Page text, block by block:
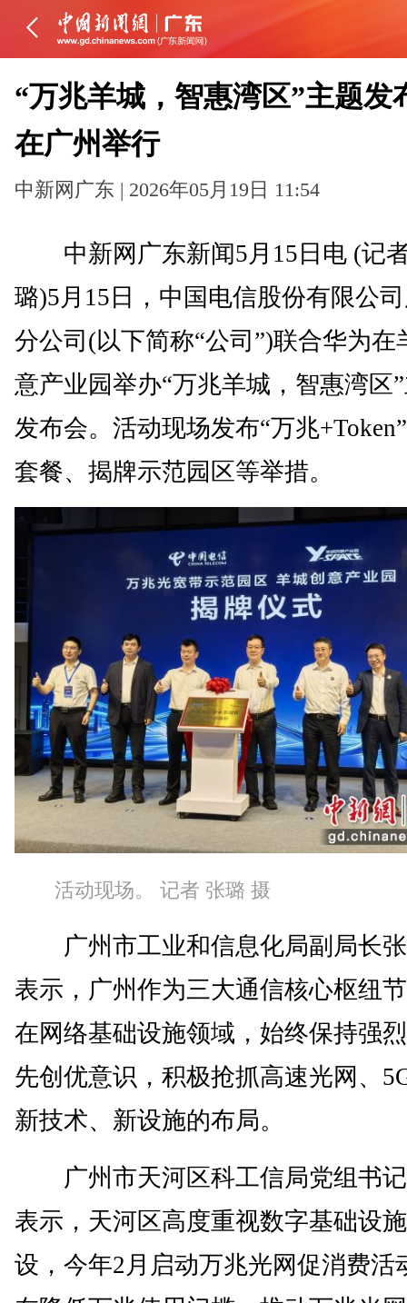
“万兆羊城，智惠湾区”主题发
在广州举行
中新网广东 | 2026年05月19日 11:54
中新网广东新闻5月15日电 (记
璐)5月15日，中国电信股份有限公
分公司(以下简称“公司”)联合华为在
意产业园举办“万兆羊城，智惠湾区
发布会。活动现场发布“万兆
套餐、揭牌示范园区等举措。
活动现场。 记者 张璐 摄
广州市工业和信息化局副局长
表示，广州作为三大通信核心枢纽
在网络基础设施领域，始终保持强
先创优意识，积极抢抓高速光网、
新技术、新设施的布局。
广州市天河区科工信局党组书
表示，天河区高度重视数字基础设
设，今年2月启动万兆光网促消费活